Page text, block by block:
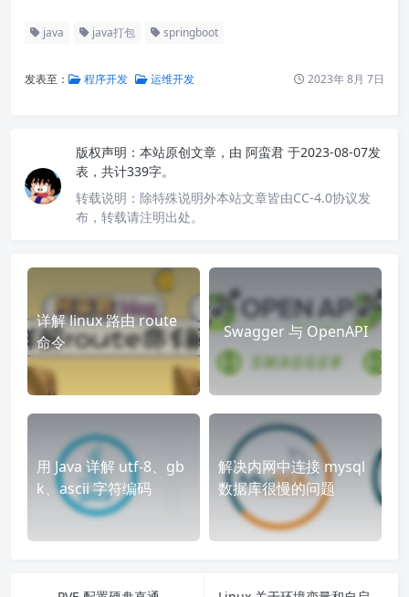
java java打包 springboot
发表至： 程序开发 运维开发 2023年 8月 7日
版权声明： 本站原创文章，由 阿蛮君 于2023-08-07发
表，共计339字。
转载说明： 除特殊说明外本站文章皆由CC-4.0协议发
布，转载请注明出处。
详解 linux 路由 route
命令
Swagger 与 OpenAPI
用 Java 详解 utf-8、gb
k、ascii 字符编码
解决内网中连接 mysql
数据库很慢的问题